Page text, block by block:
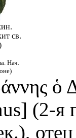
св.
Нач.
ὁ
(2-